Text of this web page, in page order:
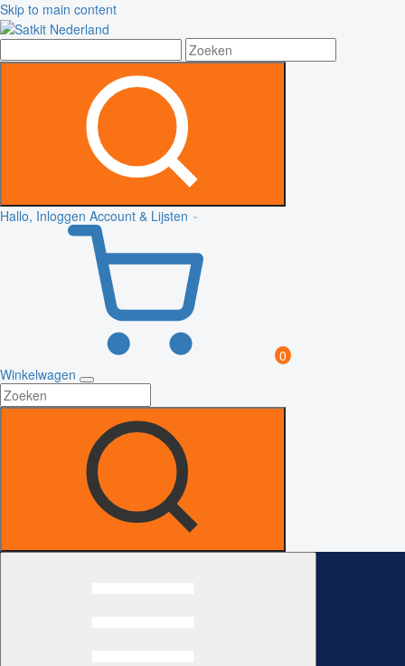
Skip to main content
Hallo, Inloggen Account & Lijsten
0
Winkelwagen